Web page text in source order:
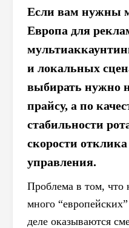
Если вам нужны
Европа для
и локальных
выбирать нужно
прайсу, а по
стабильности
скорости
управления.
Проблема в том,
много
деле оказываются